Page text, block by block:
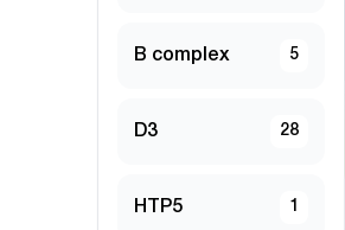
B complex 5
D3 28
HTP5 1